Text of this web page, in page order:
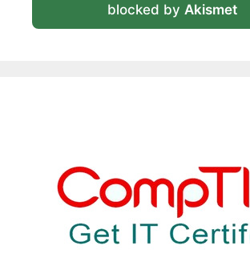
blocked by Akismet